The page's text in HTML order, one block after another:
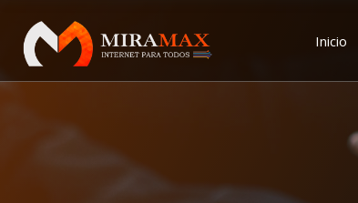
Inicio